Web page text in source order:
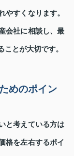
やすくなります。
会社に相談し、最
とが大切です。
めのポイン
と考えている方は
格を左右するポイ